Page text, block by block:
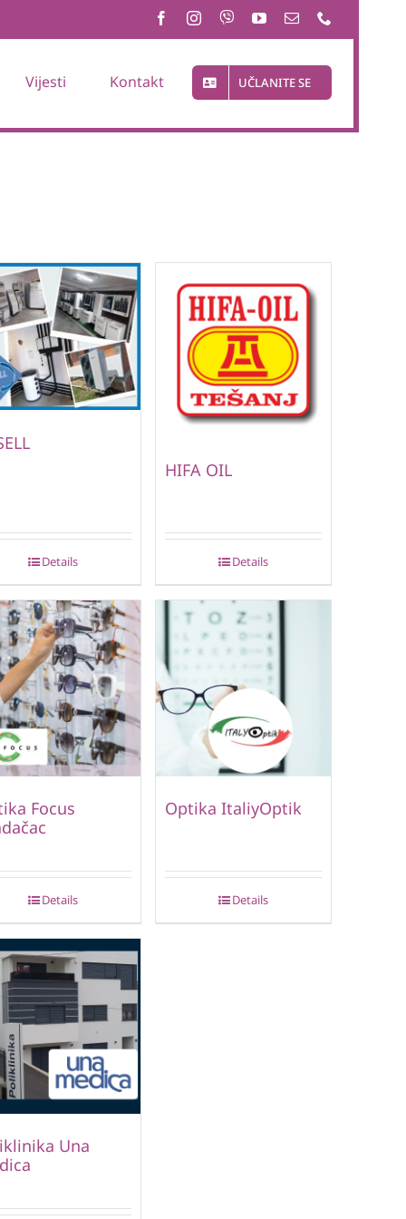
Vijesti Kontakt UČLANITE SE
Details
HIFA OIL
Details
Focus
Details
Optika ItaliyOptik
Details
Una